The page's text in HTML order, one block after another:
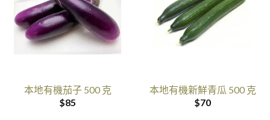
本地有機茄子 500 克
$85
本地有機新鮮青瓜 500 克
$70